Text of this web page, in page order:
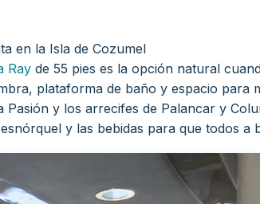
en la Isla de Cozumel
Ray de 55 pies es la opción natural
plataforma de baño y espacio para
y los arrecifes de Palancar y
y las bebidas para que todos a